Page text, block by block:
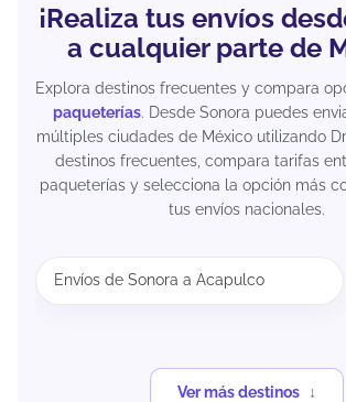
¡Realiza tus envíos
a cualquier parte de
Explora destinos frecuentes y compara
paqueterías. Desde Sonora puedes
múltiples ciudades de México utilizando
destinos frecuentes, compara tarifas
paqueterías y selecciona la opción más
tus envíos nacionales.
Envíos de Sonora a Acapulco
Ver más destinos